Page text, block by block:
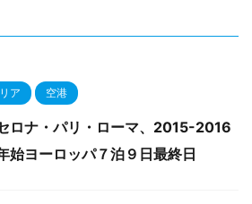
ア 空港
ロナ・パリ・ローマ、2015-2016
始ヨーロッパ７泊９日最終日